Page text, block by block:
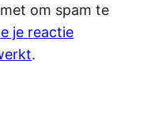
om spam te
je reactie
.